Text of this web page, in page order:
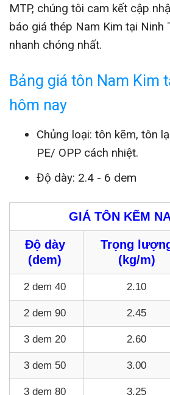
MTP, chúng tôi cam kết cập
báo giá thép Nam Kim tại Ninh
nhanh chóng nhất.
Bảng giá tôn Nam Kim
hôm nay
Chủng loại: tôn kẽm, tôn
PE/ OPP cách nhiệt.
Độ dày: 2.4 - 6 dem
GIÁ TÔN KẼM
Độ dày
(dem)
Trọng
(kg/m)
2 dem 40 2.10
2 dem 90 2.45
3 dem 20 2.60
3 dem 50 3.00
3 dem 80 3.25